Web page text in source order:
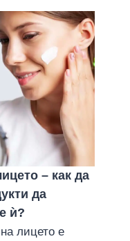
– как да
да
ѝ?
лицето е